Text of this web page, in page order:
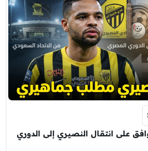
على انتقال النصيري إلى الدوري